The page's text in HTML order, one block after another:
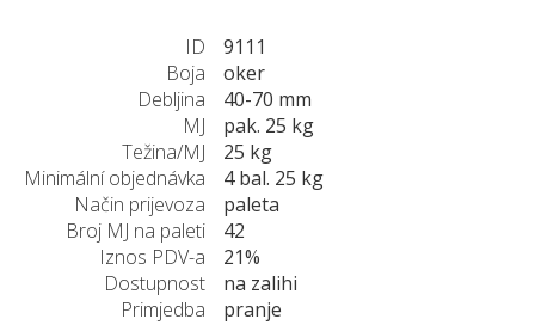
ID
9111
Boja
oker
Debljina
40-70 mm
MJ
pak. 25 kg
Težina/MJ
25 kg
Minimální objednávka
4 bal. 25 kg
Način prijevoza
paleta
Broj MJ na paleti
42
Iznos PDV-a
21%
Dostupnost
na zalihi
Primjedba
pranje